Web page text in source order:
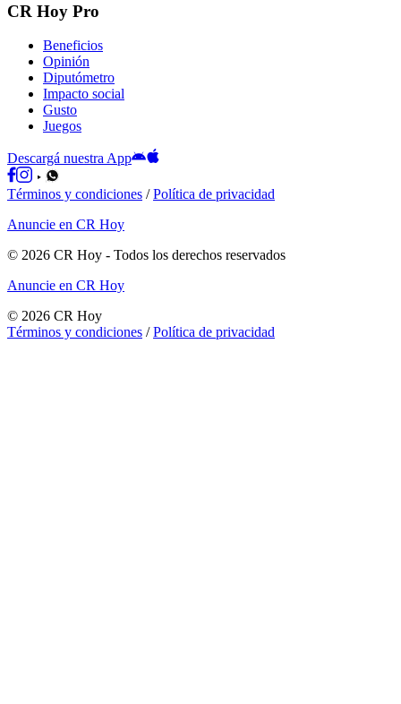
CR Hoy Pro
Beneficios
Opinión
Diputómetro
Impacto social
Gusto
Juegos
Descargá nuestra App
Términos y condiciones /Política de privacidad
Anuncie en CR Hoy
© 2026 CR Hoy - Todos los derechos reservados
Anuncie en CR Hoy
© 2026 CR Hoy
Términos y condiciones /Política de privacidad